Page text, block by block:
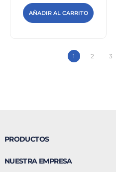
AÑADIR AL CARRITO
1 2 3
PRODUCTOS
NUESTRA EMPRESA